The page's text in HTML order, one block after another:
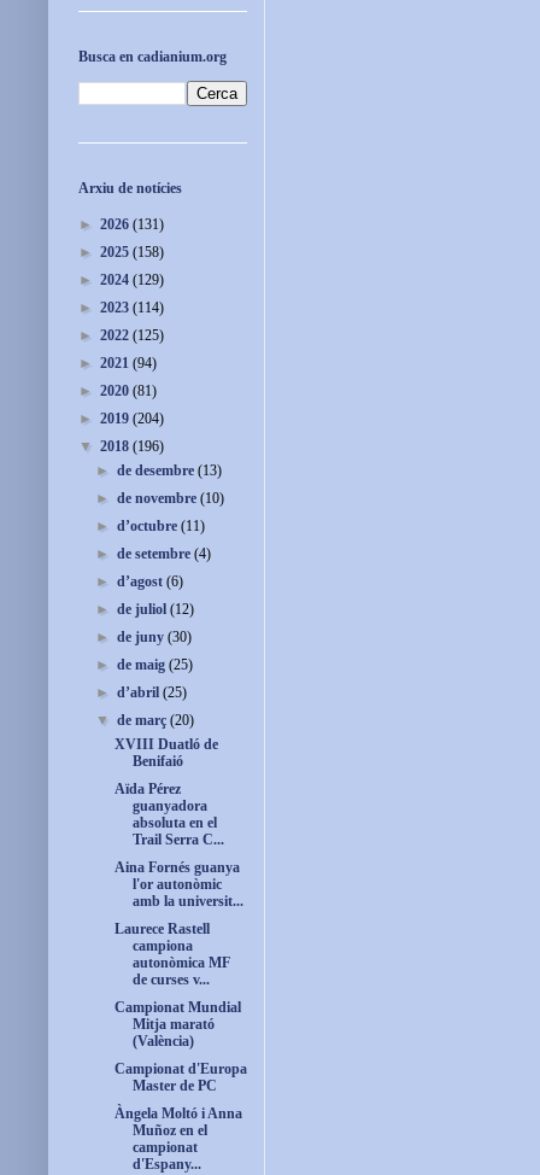
Busca en cadianium.org
Arxiu de notícies
► 2026 (131)
► 2025 (158)
► 2024 (129)
► 2023 (114)
► 2022 (125)
► 2021 (94)
► 2020 (81)
► 2019 (204)
▼ 2018 (196)
►de desembre(13)
►de novembre(10)
►d’octubre(11)
►de setembre(4)
►d’agost(6)
►de juliol(12)
►de juny(30)
►de maig(25)
►d’abril(25)
▼de març(20)
XVIII Duatló de
Benifaió
Aïda Pérez
guanyadora
absoluta en el
Trail Serra C...
Aina Fornés guanya
l'or autonòmic
amb la universit...
Laurece Rastell
campiona
autonòmica MF
de curses v...
Campionat Mundial
Mitja marató
(València)
Campionat d'Europa
Master de PC
Àngela Moltó i Anna
Muñoz en el
campionat
d'Espany...